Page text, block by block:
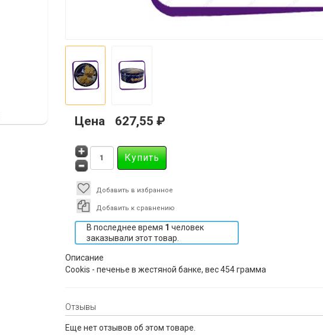
Цена 627,55 ₽
Добавить в избранное
Добавить к сравнению
В последнее время 1 человек
заказывали этот товар.
Описание
Cookis - печенье в жестяной банке, вес 454 грамма
Отзывы
Еще нет отзывов об этом товаре.